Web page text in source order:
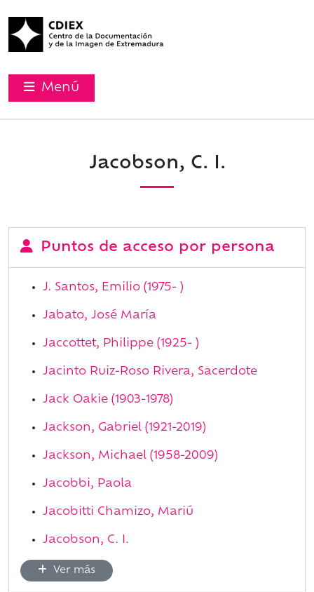
Menú
Jacobson, C. I.
Puntos de acceso por persona
J. Santos, Emilio (1975- )
Jabato, José María
Jaccottet, Philippe (1925- )
Jacinto Ruiz-Roso Rivera, Sacerdote
Jack Oakie (1903-1978)
Jackson, Gabriel (1921-2019)
Jackson, Michael (1958-2009)
Jacobbi, Paola
Jacobitti Chamizo, Mariú
Jacobson, C. I.
Ver más